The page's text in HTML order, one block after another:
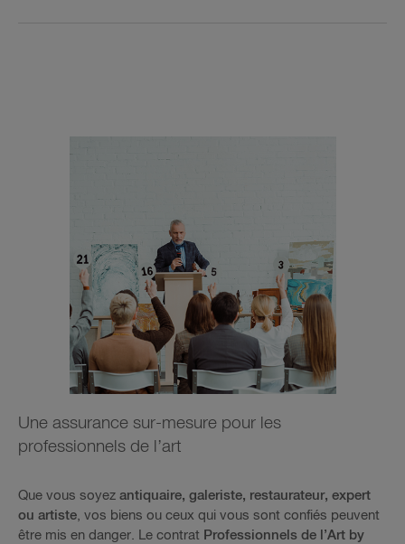
Une assurance sur-mesure pour les
professionnels de l’art
Que vous soyez antiquaire, galeriste, restaurateur, expert
ou artiste, vos biens ou ceux qui vous sont confiés peuvent
être mis en danger. Le contrat Professionnels de l’Art by